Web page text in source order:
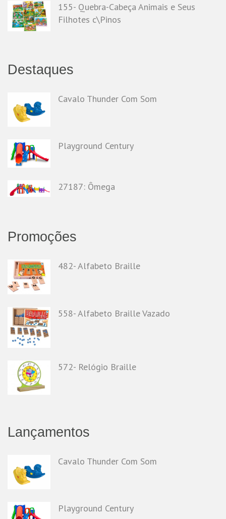
155- Quebra-Cabeça Animais e Seus
Filhotes c\Pinos
Destaques
Cavalo Thunder Com Som
Playground Century
27187: Ômega
Promoções
482- Alfabeto Braille
558- Alfabeto Braille Vazado
572- Relógio Braille
Lançamentos
Cavalo Thunder Com Som
Playground Century